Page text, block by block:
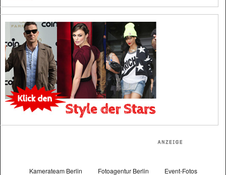
Kamerateam Berlin Fotoagentur Berlin Event-Fotos